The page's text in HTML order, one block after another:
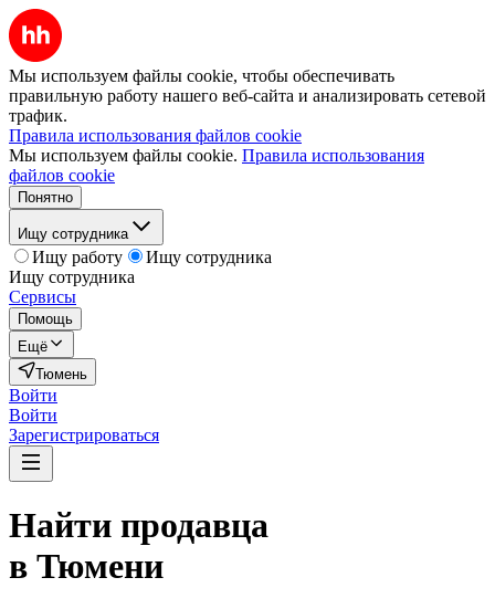
Мы используем файлы cookie, чтобы обеспечивать
правильную работу нашего веб-сайта и анализировать сетевой
трафик.
Правила использования файлов cookie
Мы используем файлы cookie. Правила использования
файлов cookie
Понятно
Ищу сотрудника
Ищу работу
Ищу сотрудника
Ищу сотрудника
Сервисы
Помощь
Ещё
Тюмень
Войти
Войти
Зарегистрироваться
Найти продавца
в Тюмени